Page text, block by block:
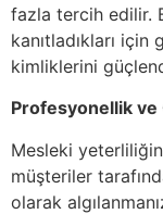
fazla tercih edilir.
kanıtladıkları
kimliklerini
Profesyonellik ve
Mesleki
müşteriler
olarak